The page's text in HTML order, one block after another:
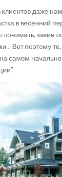
даже
в весенний
понимать, какие
Вот поэтому
самом